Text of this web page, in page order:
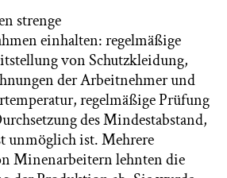
strenge
einhalten: regelmäßige
von Schutzkleidung,
der Arbeitnehmer und
regelmäßige Prüfung
des Mindestabstand,
unmöglich ist. Mehrere
Minenarbeitern lehnten die